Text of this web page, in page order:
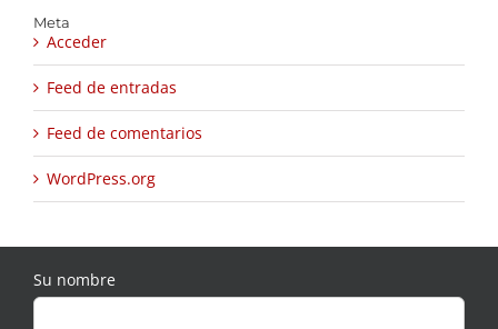
Meta
Acceder
Feed de entradas
Feed de comentarios
WordPress.org
Su nombre